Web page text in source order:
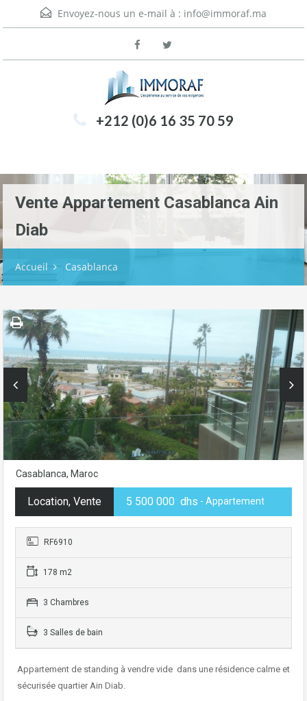
Envoyez-nous un e-mail à : info@immoraf.ma
+212 (0)6 16 35 70 59
Vente Appartement Casablanca Ain
Diab
Accueil Casablanca
Casablanca, Maroc
Location, Vente 5 500 000 dhs - Appartement
RF6910
178 m2
3 Chambres
3 Salles de bain
Appartement de standing à vendre vide dans une résidence calme et
sécurisée quartier Ain Diab.